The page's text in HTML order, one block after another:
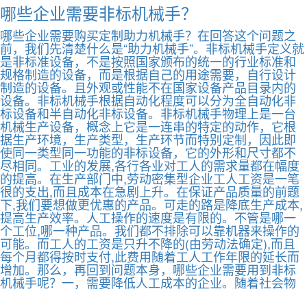
哪些企业需要非标机械手？
哪些企业需要购买定制助力机械手？在回答这个问题之
前，我们先清楚什么是“助力机械手”。非标机械手定义就
是非标准设备，不是按照国家颁布的统一的行业标准和
规格制造的设备，而是根据自己的用途需要，自行设计
制造的设备。且外观或性能不在国家设备产品目录内的
设备。非标机械手根据自动化程度可以分为全自动化非
标设备和半自动化非标设备。非标机械手物理上是一台
机械生产设备，概念上它是一连串的特定的动作，它根
据生产环境，生产类型，生产环节而特别定制，因此即
使同一类型同一功能的非标设备，它的外形和尺寸都不
尽相同。工业的发展,各行各业对工人的需求量都在幅度
的提高。在生产部门中,劳动密集型企业工人工资是一笔
很的支出,而且成本在急剧上升。在保证产品质量的前题
下,我们要想做更优惠的产品。可走的路是降底生产成本,
提高生产效率。人工操作的速度是有限的。不管是哪一
个工位,哪一种产品。我们都不排除可以靠机器来操作的
可能。而工人的工资是只升不降的(由劳动法确定),而且
每个月都得按时支付,此费用随着工人工作年限的延长而
增加。那么，再回到问题本身，哪些企业需要用到非标
机械手呢？一，需要降低人工成本的企业。随着社会物